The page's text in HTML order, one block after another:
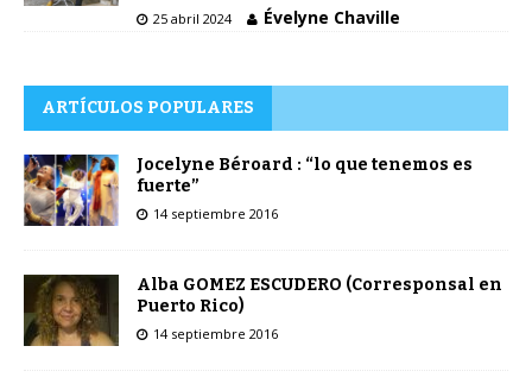
25 abril 2024 Évelyne Chaville
ARTÍCULOS POPULARES
Jocelyne Béroard : “lo que tenemos es
fuerte”
14 septiembre 2016
Alba GOMEZ ESCUDERO (Corresponsal en
Puerto Rico)
14 septiembre 2016